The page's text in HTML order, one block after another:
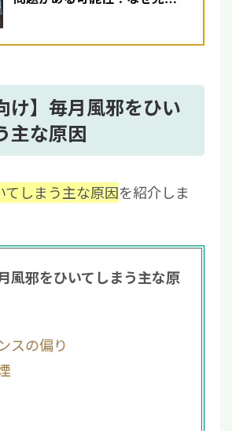
け】毎月風邪をひい
主な原因
しまう主な原因を紹介しま
風邪をひいてしまう主な原
スの偏り